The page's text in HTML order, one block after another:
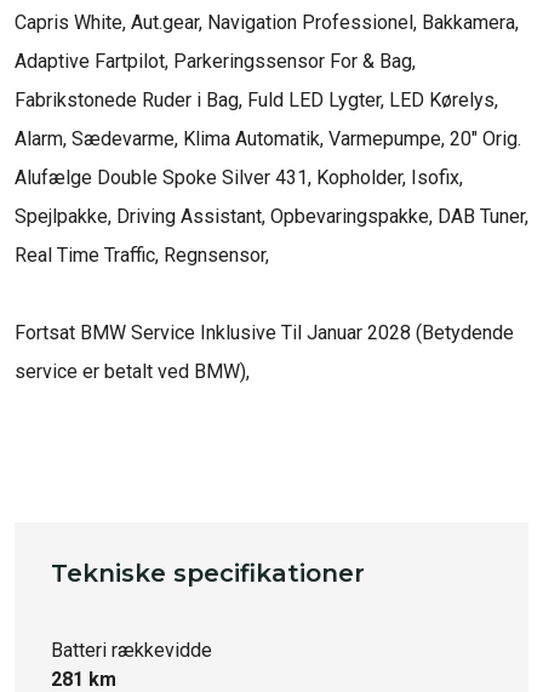
Capris White, Aut.gear, Navigation Professionel, Bakkamera,
Adaptive Fartpilot, Parkeringssensor For & Bag,
Fabrikstonede Ruder i Bag, Fuld LED Lygter, LED Kørelys,
Alarm, Sædevarme, Klima Automatik, Varmepumpe, 20" Orig.
Alufælge Double Spoke Silver 431, Kopholder, Isofix,
Spejlpakke, Driving Assistant, Opbevaringspakke, DAB Tuner,
Real Time Traffic, Regnsensor,
Fortsat BMW Service Inklusive Til Januar 2028 (Betydende
service er betalt ved BMW),
Tekniske specifikationer
Batteri rækkevidde
281 km